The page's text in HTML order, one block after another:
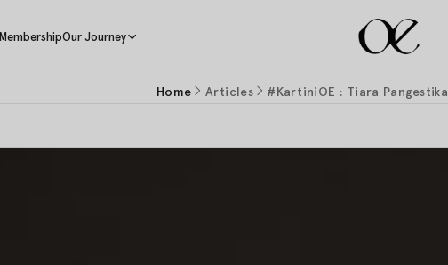
MembershipOur Journey
Home Articles #KartiniOE : Tiara Pangestika